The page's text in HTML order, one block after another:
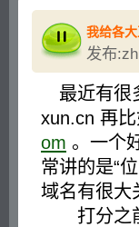
我给各
发布
最近有很
xun.cn 再
om 。一个
常讲的是“
域名有很大
打分之前